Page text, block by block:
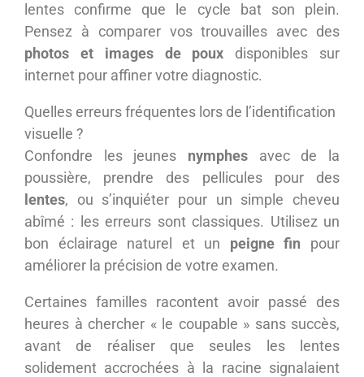
lentes confirme que le cycle bat son plein.
Pensez à comparer vos trouvailles avec des
photos et images de poux disponibles sur
internet pour affiner votre diagnostic.
Quelles erreurs fréquentes lors de l’identification
visuelle ?
Confondre les jeunes nymphes avec de la
poussière, prendre des pellicules pour des
lentes, ou s’inquiéter pour un simple cheveu
abîmé : les erreurs sont classiques. Utilisez un
bon éclairage naturel et un peigne fin pour
améliorer la précision de votre examen.
Certaines familles racontent avoir passé des
heures à chercher « le coupable » sans succès,
avant de réaliser que seules les lentes
solidement accrochées à la racine signalaient